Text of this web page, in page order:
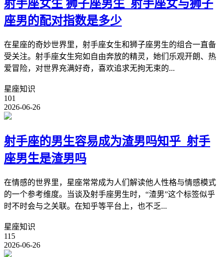
射手座女生 狮子座男生_射手座女与狮子
座男的配对指数是多少
在星座的奇妙世界里，射手座女生和狮子座男生的组合一直备
受关注。射手座女生宛如自由奔放的精灵，她们乐观开朗、热
爱冒险，对世界充满好奇，喜欢追求无拘无束的...
星座知识
101
2026-06-26
射手座的男生容易成为渣男吗知乎_射手
座男生是渣男吗
在情感的世界里，星座常常成为人们解读他人性格与情感模式
的一个参考维度。当谈及射手座男生时，“渣男”这个标签似乎
时不时会与之关联。在知乎等平台上，也不乏...
星座知识
115
2026-06-26